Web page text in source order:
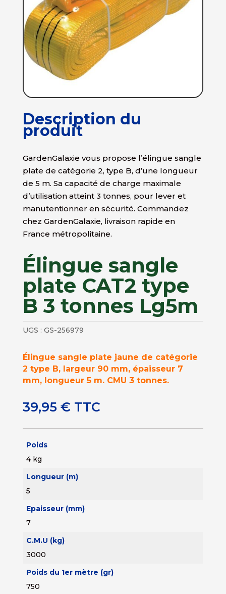
Description du
produit
GardenGalaxie vous propose l’élingue sangle
plate de catégorie 2, type B, d’une longueur
de 5 m. Sa capacité de charge maximale
d’utilisation atteint 3 tonnes, pour lever et
manutentionner en sécurité. Commandez
chez GardenGalaxie, livraison rapide en
France métropolitaine.
Élingue sangle
plate CAT2 type
B 3 tonnes Lg5m
UGS : GS-256979
Élingue sangle plate jaune de catégorie
2 type B, largeur 90 mm, épaisseur 7
mm, longueur 5 m. CMU 3 tonnes.
39,95 € TTC
Poids
4 kg
Longueur (m)
5
Epaisseur (mm)
7
C.M.U (kg)
3000
Poids du 1er mètre (gr)
750